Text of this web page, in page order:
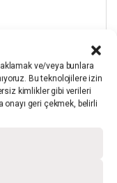
ve/veya bunlara
Bu teknolojilere izin
kimlikler gibi verileri
geri çekmek, belirli